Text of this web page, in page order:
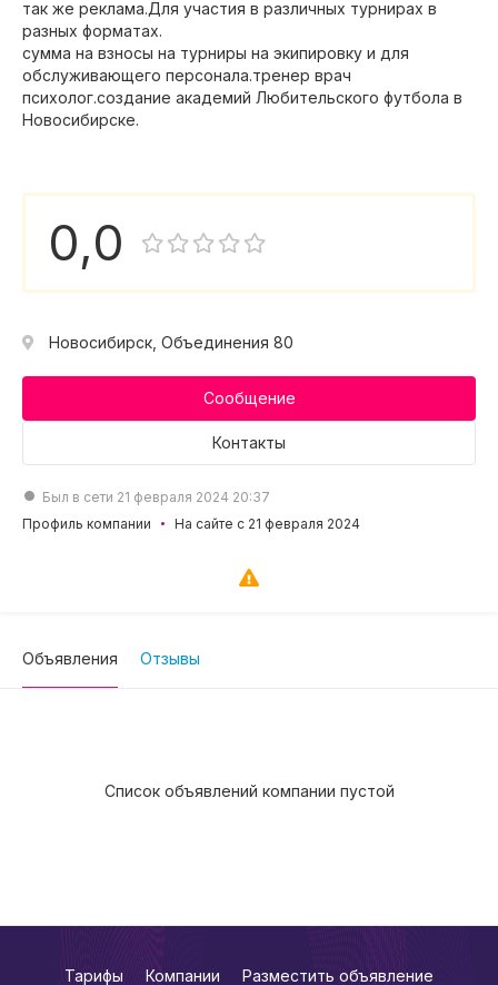
так же реклама.Для участия в различных турнирах в
разных форматах.
сумма на взносы на турниры на экипировку и для
обслуживающего персонала.тренер врач
психолог.создание академий Любительского футбола в
Новосибирске.
0,0
Новосибирск, Объединения 80
Сообщение
Контакты
Был в сети 21 февраля 2024 20:37
Профиль компании
На сайте с 21 февраля 2024
Объявления Отзывы
Список объявлений компании пустой
Тарифы Компании Разместить объявление